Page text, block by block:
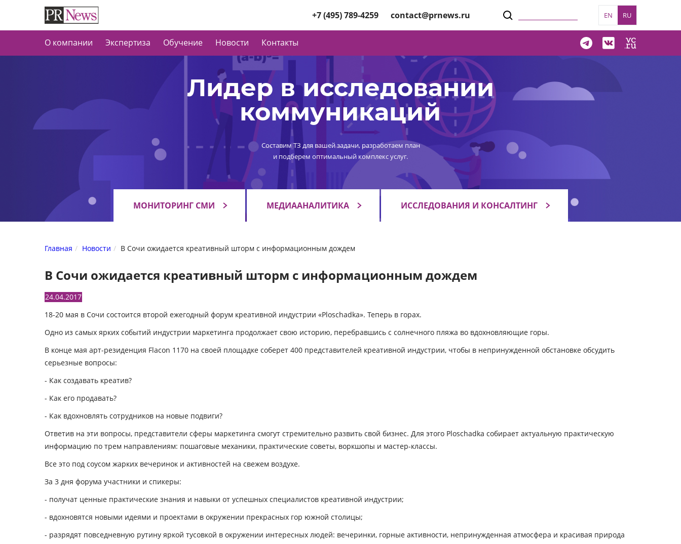
+7 (495) 789-4259 contact@prnews.ru EN RU
О компании Экспертиза Обучение Новости Контакты
Лидер в исследовании
коммуникаций
Составим ТЗ для вашей задачи, разработаем план
и подберем оптимальный комплекс услуг.
МОНИТОРИНГ СМИ МЕДИААНАЛИТИКА ИССЛЕДОВАНИЯ И КОНСАЛТИНГ
Главная Новости В Сочи ожидается креативный шторм с информационным дождем
В Сочи ожидается креативный шторм с информационным дождем
24.04.2017
18-20 мая в Сочи состоится второй ежегодный форум креативной индустрии «Ploschadka». Теперь в горах.
Одно из самых ярких событий индустрии маркетинга продолжает свою историю, перебравшись с солнечного пляжа во вдохновляющие горы.
В конце мая арт-резиденция Flacon 1170 на своей площадке соберет 400 представителей креативной индустрии, чтобы в непринужденной обстановке обсудить
серьезные вопросы:
- Как создавать креатив?
- Как его продавать?
- Как вдохновлять сотрудников на новые подвиги?
Ответив на эти вопросы, представители сферы маркетинга смогут стремительно развить свой бизнес. Для этого Ploschadka собирает актуальную практическую
информацию по трем направлениям: пошаговые механики, практические советы, воркшопы и мастер-классы.
Все это под соусом жарких вечеринок и активностей на свежем воздухе.
За 3 дня форума участники и спикеры:
- получат ценные практические знания и навыки от успешных специалистов креативной индустрии;
- вдохновятся новыми идеями и проектами в окружении прекрасных гор южной столицы;
- разрядят повседневную рутину яркой тусовкой в окружении интересных людей: вечеринки, горные активности, непринужденная атмосфера и красивая природа